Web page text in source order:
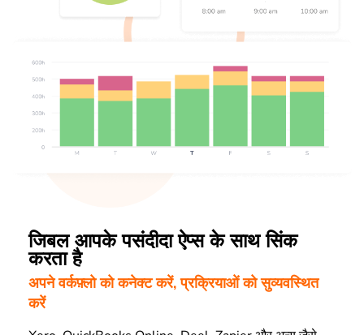
जिबल आपके पसंदीदा ऐप्स के साथ सिंक
करता है
अपने वर्कफ़्लो को कनेक्ट करें, प्रक्रियाओं को सुव्यवस्थित
करें